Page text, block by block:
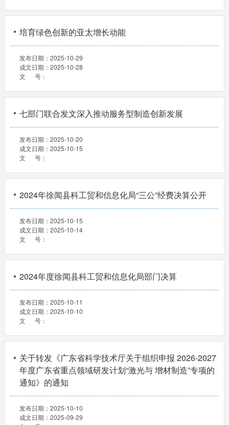
培育绿色创新的亚太增长动能
发布日期： 2025-10-29
成文日期： 2025-10-28
文 号：
七部门联合发文深入推动服务型制造创新发展
发布日期： 2025-10-20
成文日期： 2025-10-15
文 号：
2024年徐闻县科工贸和信息化局“三公”经费决算公开
发布日期： 2025-10-15
成文日期： 2025-10-14
文 号：
2024年度徐闻县科工贸和信息化局部门决算
发布日期： 2025-10-11
成文日期： 2025-10-10
文 号：
关于转发《广东省科学技术厅关于组织申报 2026-2027
年度广东省重点领域研发计划“激光与 增材制造”专项的
通知》的通知
发布日期： 2025-10-10
成文日期： 2025-09-29